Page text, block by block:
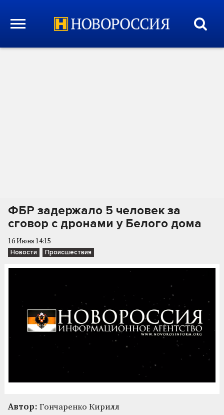
ФБР задержало 5 человек за
сговор с дронами у Белого дома
16 Июня 14:15
Новости Происшествия
Автор: Гончаренко Кирилл